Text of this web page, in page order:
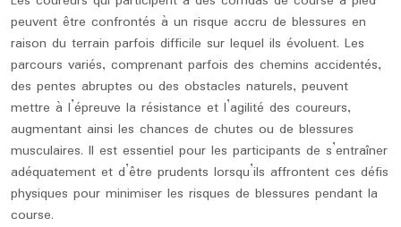
peuvent être confrontés à un risque accru de blessures en
raison du terrain parfois difficile sur lequel ils évoluent. Les
parcours variés, comprenant parfois des chemins accidentés,
des pentes abruptes ou des obstacles naturels, peuvent
mettre à l’épreuve la résistance et l’agilité des coureurs,
augmentant ainsi les chances de chutes ou de blessures
musculaires. Il est essentiel pour les participants de s’entraîner
adéquatement et d’être prudents lorsqu’ils affrontent ces défis
physiques pour minimiser les risques de blessures pendant la
course.